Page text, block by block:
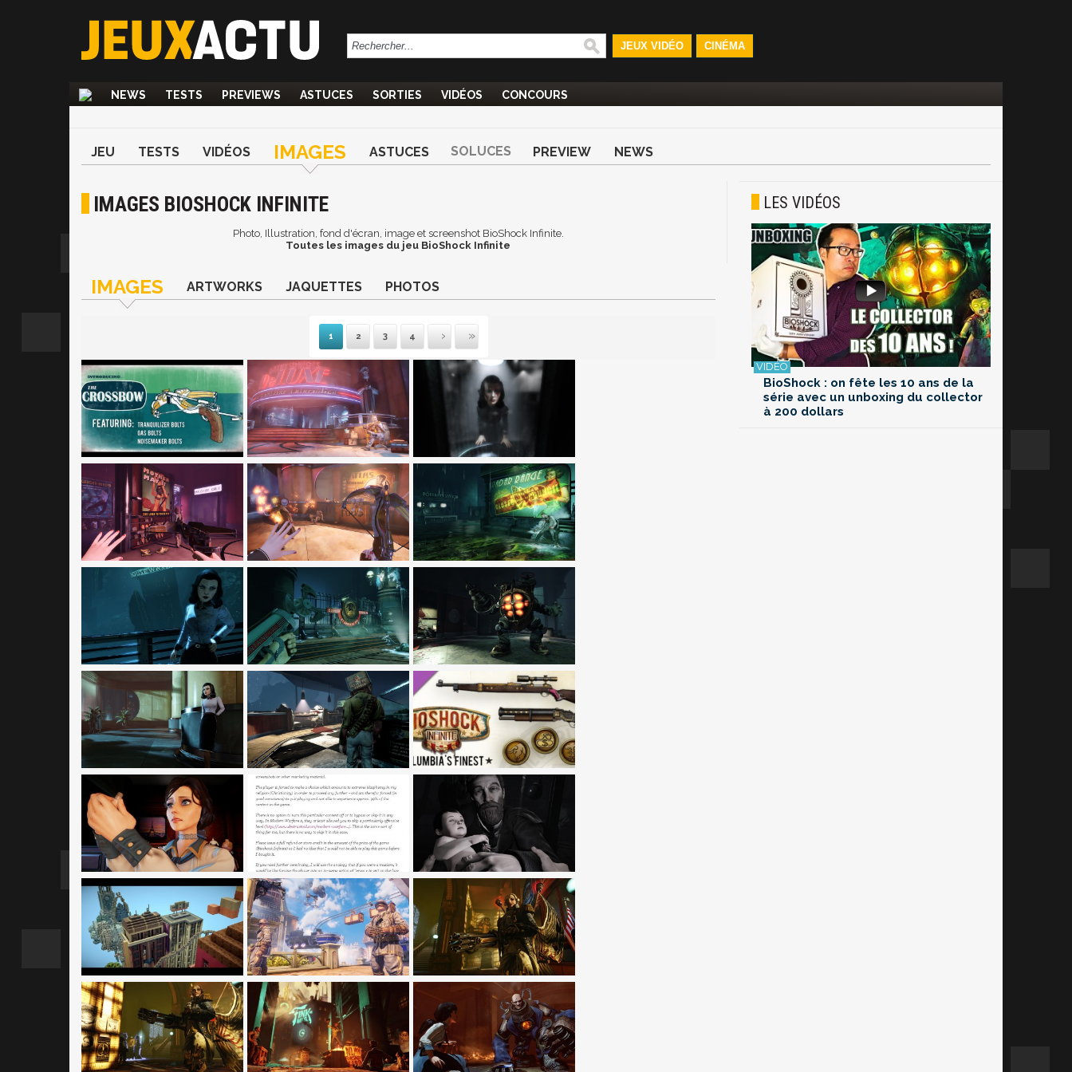
JEUX VIDÉO CINÉMA
NEWS TESTS PREVIEWS ASTUCES SORTIES VIDÉOS CONCOURS
JEU TESTS VIDÉOS IMAGES ASTUCES SOLUCES PREVIEW NEWS
IMAGES BIOSHOCK INFINITE
Photo, Illustration, fond d'écran, image et screenshot BioShock Infinite.
Toutes les images du jeu BioShock Infinite
IMAGES ARTWORKS JAQUETTES PHOTOS
1 2 3 4
Suivante
Dernière
LES VIDÉOS
BioShock : on fête les 10 ans de la
série avec un unboxing du collector
à 200 dollars